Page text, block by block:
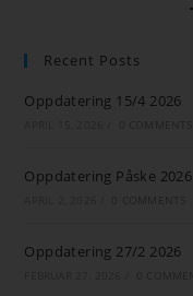
Recent Posts
Oppdatering 15/4 2026
Oppdatering Påske 2026
Oppdatering 27/2 2026